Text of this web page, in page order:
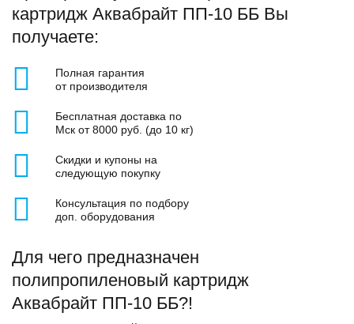
картридж Аквабрайт ПП-10 ББ Вы
получаете:
Полная гарантия
от производителя
Бесплатная доставка по
Мск от 8000 руб. (до 10 кг)
Скидки и купоны на
следующую покупку
Консультация по подбору
доп. оборудования
Для чего предназначен
полипропиленовый картридж
Аквабрайт ПП-10 ББ?!